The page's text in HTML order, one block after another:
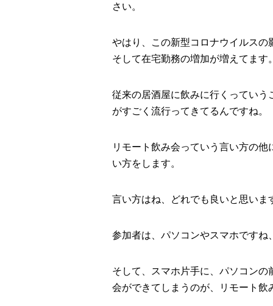
さい。
やはり、この新型コロナウイルス
そして在宅勤務の増加が増えてます
従来の居酒屋に飲みに行くってい
がすごく流行ってきてるんですね。
リモート飲み会っていう言い方の
い方をします。
言い方はね、どれでも良いと思いま
参加者は、パソコンやスマホです
そして、スマホ片手に、パソコン
会ができてしまうのが、リモート飲